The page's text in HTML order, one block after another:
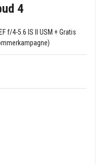
4
f/4-5.6 IS II USM + Gratis